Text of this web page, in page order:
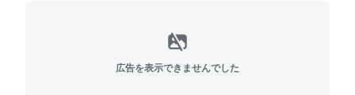
広告を表示できませんでした